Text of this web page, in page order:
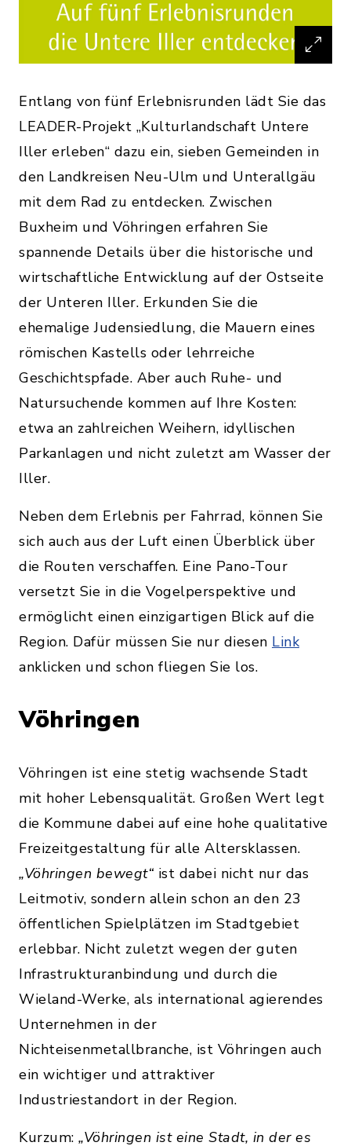
Entlang von fünf Erlebnisrunden lädt Sie das
LEADER-Projekt „Kulturlandschaft Untere
Iller erleben“ dazu ein, sieben Gemeinden in
den Landkreisen Neu-Ulm und Unterallgäu
mit dem Rad zu entdecken. Zwischen
Buxheim und Vöhringen erfahren Sie
spannende Details über die historische und
wirtschaftliche Entwicklung auf der Ostseite
der Unteren Iller. Erkunden Sie die
ehemalige Judensiedlung, die Mauern eines
römischen Kastells oder lehrreiche
Geschichtspfade. Aber auch Ruhe- und
Natursuchende kommen auf Ihre Kosten:
etwa an zahlreichen Weihern, idyllischen
Parkanlagen und nicht zuletzt am Wasser der
Iller.
Neben dem Erlebnis per Fahrrad, können Sie
sich auch aus der Luft einen Überblick über
die Routen verschaffen. Eine Pano-Tour
versetzt Sie in die Vogelperspektive und
ermöglicht einen einzigartigen Blick auf die
Region. Dafür müssen Sie nur diesen Link
anklicken und schon fliegen Sie los.
Vöhringen
Vöhringen ist eine stetig wachsende Stadt
mit hoher Lebensqualität. Großen Wert legt
die Kommune dabei auf eine hohe qualitative
Freizeitgestaltung für alle Altersklassen.
„Vöhringen bewegt“ ist dabei nicht nur das
Leitmotiv, sondern allein schon an den 23
öffentlichen Spielplätzen im Stadtgebiet
erlebbar. Nicht zuletzt wegen der guten
Infrastrukturanbindung und durch die
Wieland-Werke, als international agierendes
Unternehmen in der
Nichteisenmetallbranche, ist Vöhringen auch
ein wichtiger und attraktiver
Industriestandort in der Region.
Kurzum: „Vöhringen ist eine Stadt, in der es